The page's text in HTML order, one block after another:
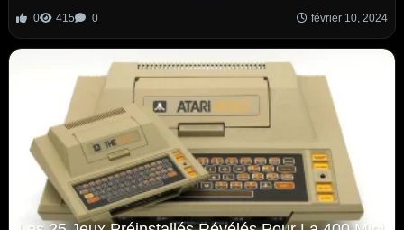
0 415 0 février 10, 2024